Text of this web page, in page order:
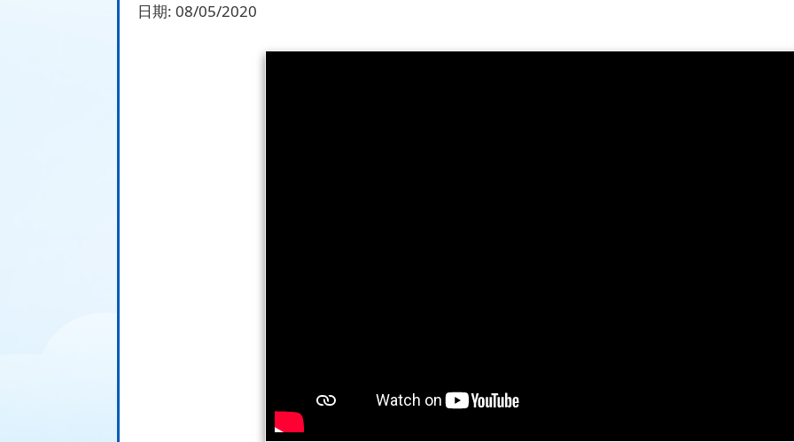
日期: 08/05/2020